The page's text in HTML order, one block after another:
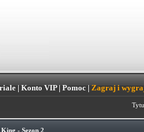
| Konto VIP| Pomoc| Zagraj i
- Sezon 2